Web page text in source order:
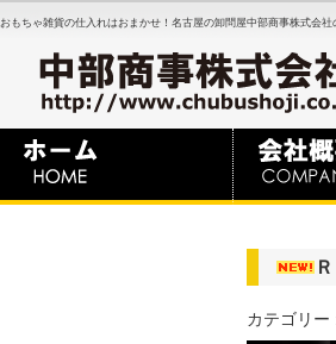
おもちゃ雑貨の仕入れはおまかせ！名古屋の卸問屋中部商事株式会社
カテゴリー